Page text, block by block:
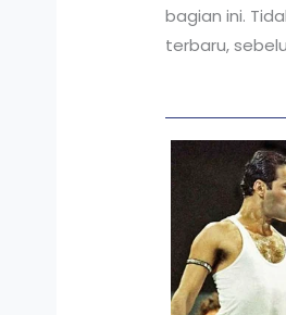
bagian ini.
terbaru,